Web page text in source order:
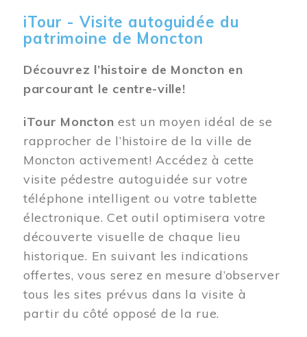
iTour - Visite autoguidée du
patrimoine de Moncton
Découvrez l’histoire de Moncton en
parcourant le centre-ville!
iTour Moncton est un moyen idéal de se
rapprocher de l’histoire de la ville de
Moncton activement! Accédez à cette
visite pédestre autoguidée sur votre
téléphone intelligent ou votre tablette
électronique. Cet outil optimisera votre
découverte visuelle de chaque lieu
historique. En suivant les indications
offertes, vous serez en mesure d’observer
tous les sites prévus dans la visite à
partir du côté opposé de la rue.